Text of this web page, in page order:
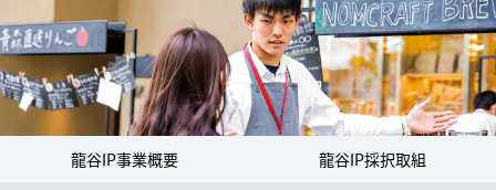
龍谷IP事業概要 龍谷IP採択取組